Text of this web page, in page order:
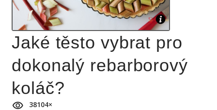
Jaké těsto vybrat pro
dokonalý rebarborový
koláč?
38104×